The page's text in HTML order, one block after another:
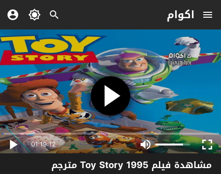
اكوام
01:19:12
مشاهدة فيلم Toy Story 1995 مترجم